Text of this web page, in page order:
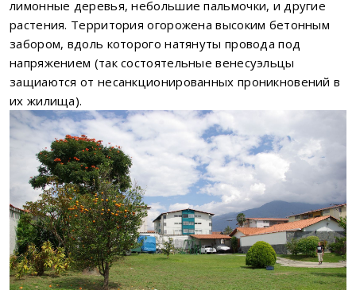
лимонные деревья, небольшие пальмочки, и другие
растения. Территория огорожена высоким бетонным
забором, вдоль которого натянуты провода под
напряжением (так состоятельные венесуэльцы
защиаются от несанкционированных проникновений в
их жилища).